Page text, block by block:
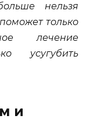
нельзя
только
лечение
усугубить
и